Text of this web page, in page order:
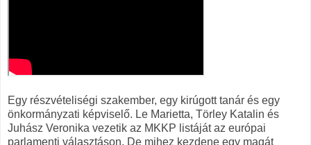
Egy részvételiségi szakember, egy kirúgott tanár és egy
önkormányzati képviselő. Le Marietta, Törley Katalin és
Juhász Veronika vezetik az MKKP listáját az európai
parlamenti választáson. De mihez kezdene egy magát